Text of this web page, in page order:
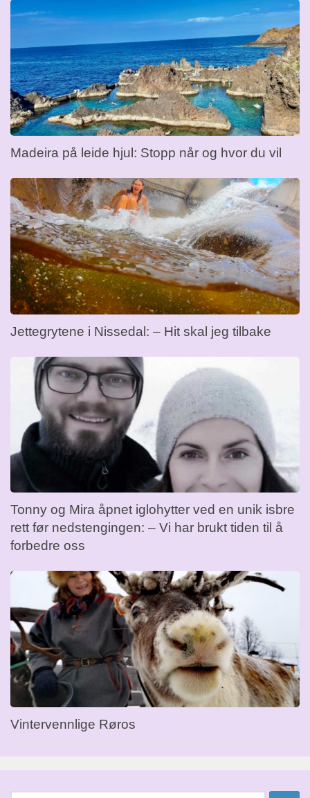
Madeira på leide hjul: Stopp når og hvor du vil
Jettegrytene i Nissedal: – Hit skal jeg tilbake
Tonny og Mira åpnet iglohytter ved en unik isbre
rett før nedstengingen: – Vi har brukt tiden til å
forbedre oss
Vintervennlige Røros